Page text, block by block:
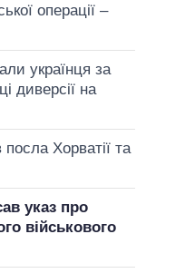
операції –
українця за
диверсії на
Хорватії та
указ про
військового